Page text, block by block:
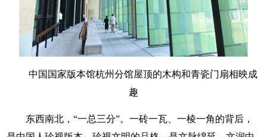
中国国家版本馆杭州分馆屋顶的木构和青瓷门扇相映成
趣
东西南北，“一总三分”。一砖一瓦、一棱一角的背后，